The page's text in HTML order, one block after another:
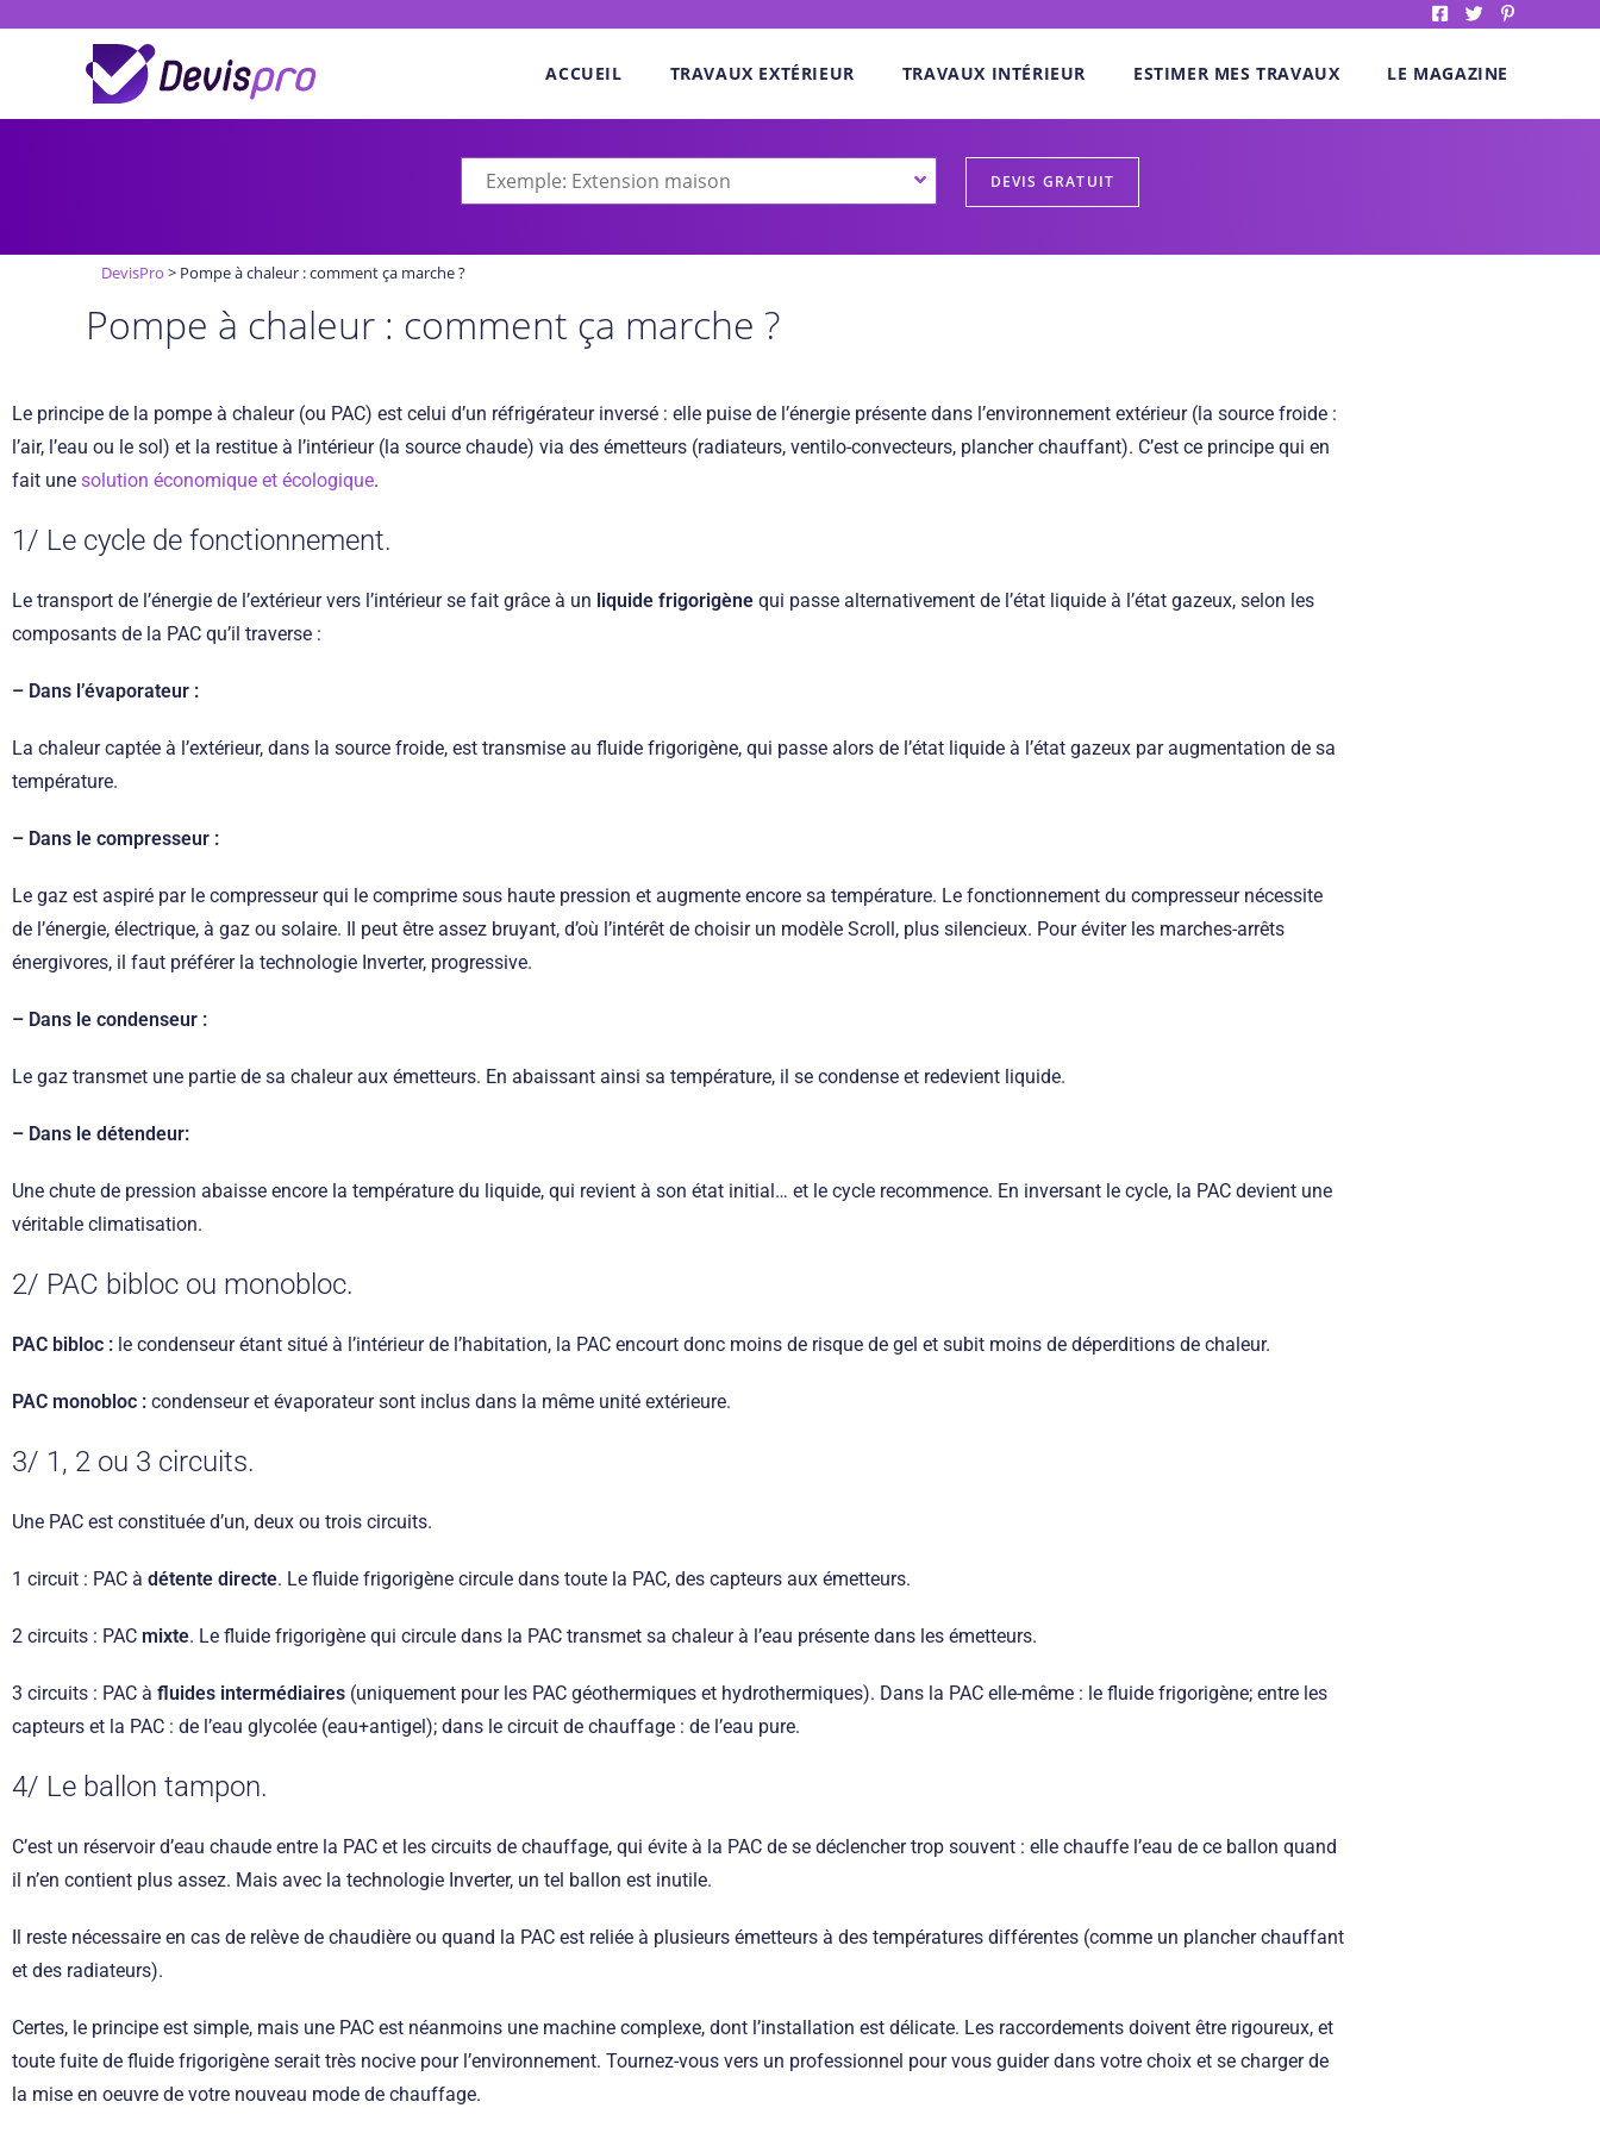
ACCUEIL TRAVAUX EXTÉRIEUR TRAVAUX INTÉRIEUR ESTIMER MES TRAVAUX LE MAGAZINE
DevisPro > Pompe à chaleur : comment ça marche ?
Pompe à chaleur : comment ça marche ?
Le principe de la pompe à chaleur (ou PAC) est celui d’un réfrigérateur inversé : elle puise de l’énergie présente dans l’environnement extérieur (la source froide :
l’air, l’eau ou le sol) et la restitue à l’intérieur (la source chaude) via des émetteurs (radiateurs, ventilo-convecteurs, plancher chauffant). C’est ce principe qui en
fait une solution économique et écologique.
1/ Le cycle de fonctionnement.
Le transport de l’énergie de l’extérieur vers l’intérieur se fait grâce à un liquide frigorigène qui passe alternativement de l’état liquide à l’état gazeux, selon les
composants de la PAC qu’il traverse :
– Dans l’évaporateur :
La chaleur captée à l’extérieur, dans la source froide, est transmise au fluide frigorigène, qui passe alors de l’état liquide à l’état gazeux par augmentation de sa
température.
– Dans le compresseur :
Le gaz est aspiré par le compresseur qui le comprime sous haute pression et augmente encore sa température. Le fonctionnement du compresseur nécessite
de l’énergie, électrique, à gaz ou solaire. Il peut être assez bruyant, d’où l’intérêt de choisir un modèle Scroll, plus silencieux. Pour éviter les marches-arrêts
énergivores, il faut préférer la technologie Inverter, progressive.
– Dans le condenseur :
Le gaz transmet une partie de sa chaleur aux émetteurs. En abaissant ainsi sa température, il se condense et redevient liquide.
– Dans le détendeur:
Une chute de pression abaisse encore la température du liquide, qui revient à son état initial… et le cycle recommence. En inversant le cycle, la PAC devient une
véritable climatisation.
2/ PAC bibloc ou monobloc.
PAC bibloc : le condenseur étant situé à l’intérieur de l’habitation, la PAC encourt donc moins de risque de gel et subit moins de déperditions de chaleur.
PAC monobloc : condenseur et évaporateur sont inclus dans la même unité extérieure.
3/ 1, 2 ou 3 circuits.
Une PAC est constituée d’un, deux ou trois circuits.
1 circuit : PAC à détente directe. Le fluide frigorigène circule dans toute la PAC, des capteurs aux émetteurs.
2 circuits : PAC mixte. Le fluide frigorigène qui circule dans la PAC transmet sa chaleur à l’eau présente dans les émetteurs.
3 circuits : PAC à fluides intermédiaires (uniquement pour les PAC géothermiques et hydrothermiques). Dans la PAC elle-même : le fluide frigorigène; entre les
capteurs et la PAC : de l’eau glycolée (eau+antigel); dans le circuit de chauffage : de l’eau pure.
4/ Le ballon tampon.
C’est un réservoir d’eau chaude entre la PAC et les circuits de chauffage, qui évite à la PAC de se déclencher trop souvent : elle chauffe l’eau de ce ballon quand
il n’en contient plus assez. Mais avec la technologie Inverter, un tel ballon est inutile.
Il reste nécessaire en cas de relève de chaudière ou quand la PAC est reliée à plusieurs émetteurs à des températures différentes (comme un plancher chauffant
et des radiateurs).
Certes, le principe est simple, mais une PAC est néanmoins une machine complexe, dont l’installation est délicate. Les raccordements doivent être rigoureux, et
toute fuite de fluide frigorigène serait très nocive pour l’environnement. Tournez-vous vers un professionnel pour vous guider dans votre choix et se charger de
la mise en oeuvre de votre nouveau mode de chauffage.